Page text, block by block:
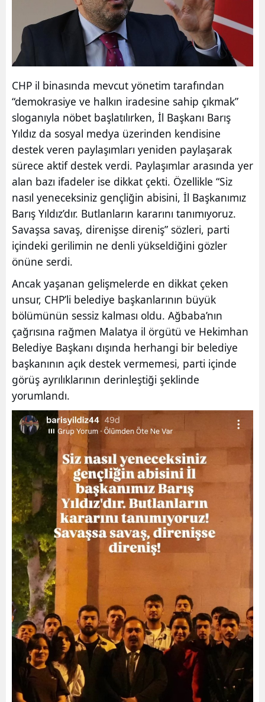
CHP il binasında mevcut yönetim tarafından
“demokrasiye ve halkın iradesine sahip çıkmak”
sloganıyla nöbet başlatılırken, İl Başkanı Barış
Yıldız da sosyal medya üzerinden kendisine
destek veren paylaşımları yeniden paylaşarak
sürece aktif destek verdi. Paylaşımlar arasında yer
alan bazı ifadeler ise dikkat çekti. Özellikle “Siz
nasıl yeneceksiniz gençliğin abisini, İl Başkanımız
Barış Yıldız’dır. Butlanların kararını tanımıyoruz.
Savaşsa savaş, direnişse direniş” sözleri, parti
içindeki gerilimin ne denli yükseldiğini gözler
önüne serdi.
Ancak yaşanan gelişmelerde en dikkat çeken
unsur, CHP’li belediye başkanlarının büyük
bölümünün sessiz kalması oldu. Ağbaba’nın
çağrısına rağmen Malatya il örgütü ve Hekimhan
Belediye Başkanı dışında herhangi bir belediye
başkanının açık destek vermemesi, parti içinde
görüş ayrılıklarının derinleştiği şeklinde
yorumlandı.